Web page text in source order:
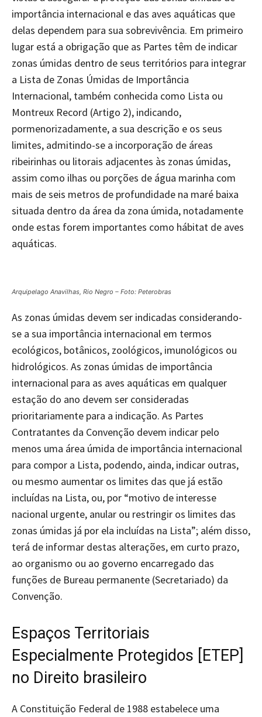
importância internacional e das aves aquáticas que
delas dependem para sua sobrevivência. Em primeiro
lugar está a obrigação que as Partes têm de indicar
zonas úmidas dentro de seus territórios para integrar
a Lista de Zonas Úmidas de Importância
Internacional, também conhecida como Lista ou
Montreux Record (Artigo 2), indicando,
pormenorizadamente, a sua descrição e os seus
limites, admitindo-se a incorporação de áreas
ribeirinhas ou litorais adjacentes às zonas úmidas,
assim como ilhas ou porções de água marinha com
mais de seis metros de profundidade na maré baixa
situada dentro da área da zona úmida, notadamente
onde estas forem importantes como hábitat de aves
aquáticas.
Arquipelago Anavilhas, Rio Negro – Foto: Peterobras
As zonas úmidas devem ser indicadas considerando-
se a sua importância internacional em termos
ecológicos, botânicos, zoológicos, imunológicos ou
hidrológicos. As zonas úmidas de importância
internacional para as aves aquáticas em qualquer
estação do ano devem ser consideradas
prioritariamente para a indicação. As Partes
Contratantes da Convenção devem indicar pelo
menos uma área úmida de importância internacional
para compor a Lista, podendo, ainda, indicar outras,
ou mesmo aumentar os limites das que já estão
incluídas na Lista, ou, por “motivo de interesse
nacional urgente, anular ou restringir os limites das
zonas úmidas já por ela incluídas na Lista”; além disso,
terá de informar destas alterações, em curto prazo,
ao organismo ou ao governo encarregado das
funções de Bureau permanente (Secretariado) da
Convenção.
Espaços Territoriais
Especialmente Protegidos [ETEP]
no Direito brasileiro
A Constituição Federal de 1988 estabelece uma